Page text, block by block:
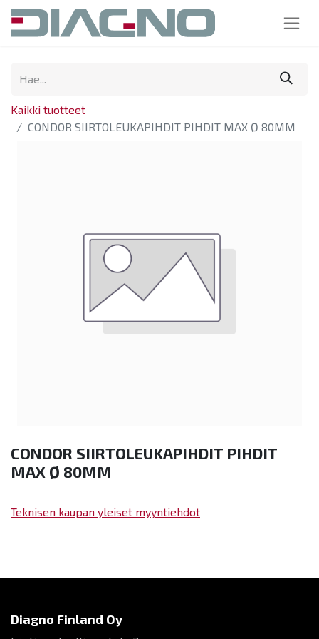
Kaikki tuotteet
CONDOR SIIRTOLEUKAPIHDIT PIHDIT MAX Ø 80MM
CONDOR SIIRTOLEUKAPIHDIT PIHDIT
MAX Ø 80MM
Teknisen kaupan yleiset myyntiehdot
Diagno Finland Oy